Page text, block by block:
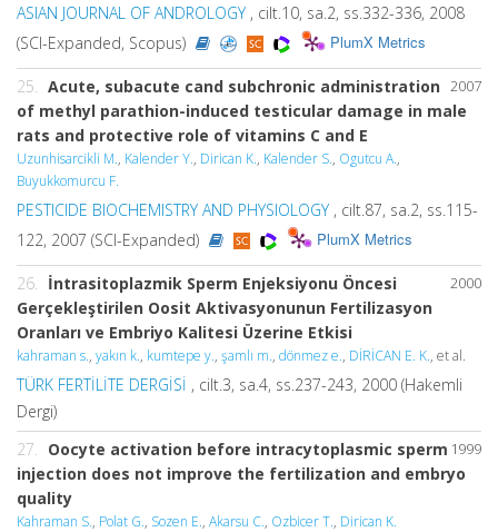
ASIAN JOURNAL OF ANDROLOGY , cilt.10, sa.2, ss.332-336, 2008
(SCI-Expanded, Scopus)
PlumX Metrics
2007
25. Acute, subacute cand subchronic administration
of methyl parathion-induced testicular damage in male
rats and protective role of vitamins C and E
Uzunhisarcikli M., Kalender Y., Dirican K., Kalender S., Ogutcu A.,
Buyukkomurcu F.
PESTICIDE BIOCHEMISTRY AND PHYSIOLOGY , cilt.87, sa.2, ss.115-
122, 2007 (SCI-Expanded)
PlumX Metrics
2000
26. İntrasitoplazmik Sperm Enjeksiyonu Öncesi
Gerçekleştirilen Oosit Aktivasyonunun Fertilizasyon
Oranları ve Embriyo Kalitesi Üzerine Etkisi
kahraman s., yakın k., kumtepe y., şamlı m., dönmez e., DİRİCAN E. K., et al.
TÜRK FERTİLİTE DERGİSİ , cilt.3, sa.4, ss.237-243, 2000 (Hakemli
Dergi)
1999
27. Oocyte activation before intracytoplasmic sperm
injection does not improve the fertilization and embryo
quality
Kahraman S., Polat G., Sozen E., Akarsu C., Ozbicer T., Dirican K.